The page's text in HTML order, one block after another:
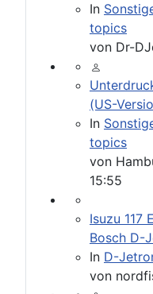
In
topics
von Dr-
(US-
In
topics
von
15:55
Isuzu 117
Bosch D-
In D-
von